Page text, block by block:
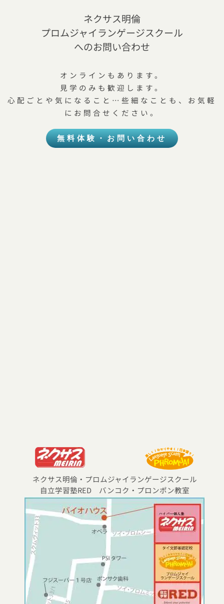
ネクサス明倫
プロムジャイランゲージスクール
へのお問い合わせ
オンラインもあります。
見学のみも歓迎します。
心配ごとや気になること…些細なことも、お気軽
にお問合せください。
無料体験・お問い合わせ
ネクサス明倫・プロムジャイランゲージスクール
自立学習塾RED バンコク・プロンポン教室